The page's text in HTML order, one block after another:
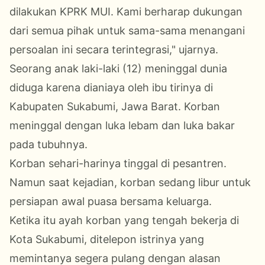
dilakukan KPRK MUI. Kami berharap dukungan
dari semua pihak untuk sama-sama menangani
persoalan ini secara terintegrasi," ujarnya.
Seorang anak laki-laki (12) meninggal dunia
diduga karena dianiaya oleh ibu tirinya di
Kabupaten Sukabumi, Jawa Barat. Korban
meninggal dengan luka lebam dan luka bakar
pada tubuhnya.
Korban sehari-harinya tinggal di pesantren.
Namun saat kejadian, korban sedang libur untuk
persiapan awal puasa bersama keluarga.
Ketika itu ayah korban yang tengah bekerja di
Kota Sukabumi, ditelepon istrinya yang
memintanya segera pulang dengan alasan